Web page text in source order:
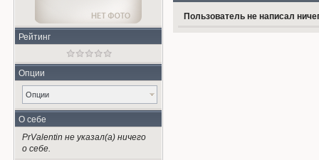
Рейтинг
Опции
Опции
О себе
PrValentin не указал(а) ничего
о себе.
Пользователь не написал